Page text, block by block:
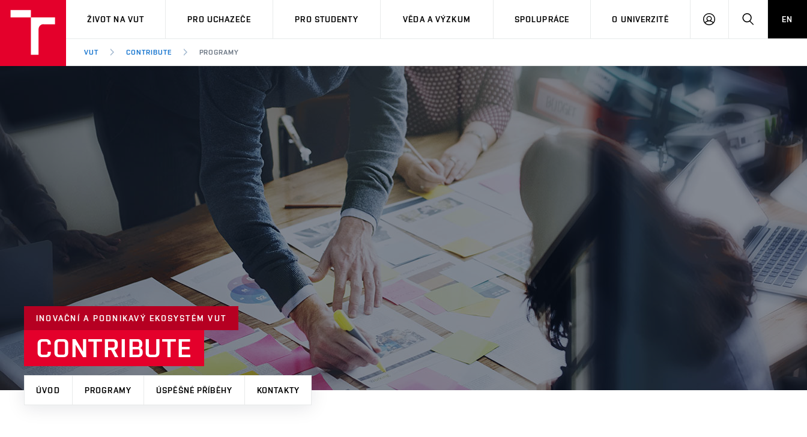
VUT
ŽIVOT NA VUT PRO UCHAZEČE PRO STUDENTY VĚDA A VÝZKUM SPOLUPRÁCE O UNIVERZITĚ
PŘIHLÁSIT HLEDATEN
VUT CONTRIBUTE PROGRAMY
INOVAČNÍ A PODNIKAVÝ EKOSYSTÉM VUT
CONTRIBUTE
ÚVOD PROGRAMY ÚSPĚŠNÉ PŘÍBĚHY KONTAKTY